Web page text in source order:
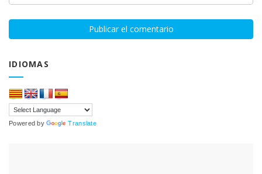
IDIOMAS
Powered by Translate